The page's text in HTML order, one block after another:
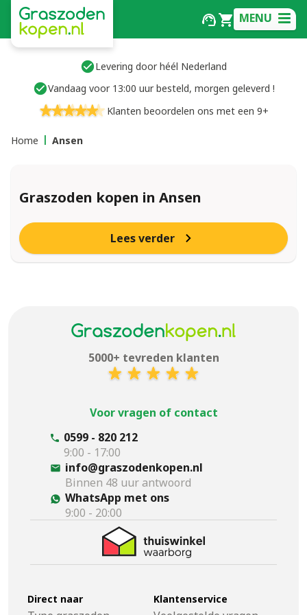
MENU
Levering door héél Nederland
Vandaag voor 13:00 uur besteld, morgen geleverd !
Klanten beoordelen ons met een 9+
Home Ansen
Graszoden kopen in Ansen
Lees verder
5000+ tevreden klanten
Voor vragen of contact
0599 - 820 212
9:00 - 17:00
info@graszodenkopen.nl
Binnen 48 uur antwoord
WhatsApp met ons
9:00 - 20:00
Direct naar Klantenservice